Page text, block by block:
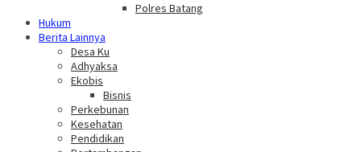
Polres Batang
Hukum
Berita Lainnya
Desa Ku
Adhyaksa
Ekobis
Bisnis
Perkebunan
Kesehatan
Pendidikan